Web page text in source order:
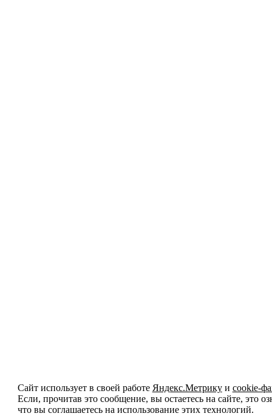
Сайт использует в своей работе Яндекс.Метрикуи cookie-
Если, прочитав это сообщение, вы остаетесь на сайте, это
что вы соглашаетесь на использование этих технологий.